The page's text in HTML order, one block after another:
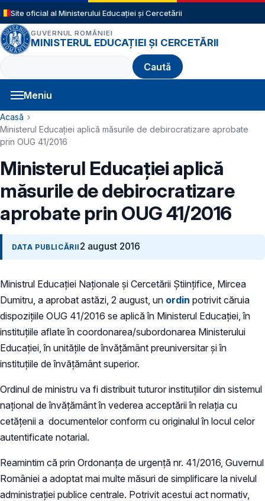
Sari la conținutul principal
Site oficial al Ministerului Educației și Cercetării
GUVERNUL ROMÂNIEI
MINISTERUL EDUCAȚIEI ȘI CERCETĂRII
Caută
Meniu
Navigație principală
Cale de navigare
Acasă
Ministerul Educaţiei aplică măsurile de debirocratizare aprobate
prin OUG 41/2016
Ministerul Educaţiei aplică
măsurile de debirocratizare
aprobate prin OUG 41/2016
DATA PUBLICĂRII 2 august 2016
Ministrul Educaţiei Naţionale şi Cercetării Ştiinţifice, Mircea
Dumitru, a aprobat astăzi, 2 august, un ordin potrivit căruia
dispoziţiile OUG 41/2016 se aplică în Ministerul Educaţiei, în
instituţiile aflate în coordonarea/subordonarea Ministerului
Educaţiei, în unităţile de învăţământ preuniversitar şi în
instituţiile de învăţământ superior.
Ordinul de ministru va fi distribuit tuturor instituţiilor din sistemul
naţional de învăţământ în vederea acceptării în relaţia cu
cetăţenii a documentelor conform cu originalul în locul celor
autentificate notarial.
Reamintim că prin Ordonanţa de urgenţă nr. 41/2016, Guvernul
României a adoptat mai multe măsuri de simplificare la nivelul
administraţiei publice centrale. Potrivit acestui act normativ,